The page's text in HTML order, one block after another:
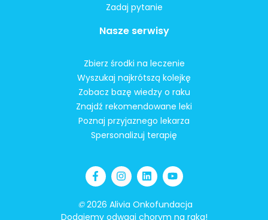
Zadaj pytanie
Nasze serwisy
Zbierz środki na leczenie
Wyszukaj najkrótszą kolejkę
Zobacz bazę wiedzy o raku
Znajdź rekomendowane leki
Poznaj przyjaznego lekarza
Spersonalizuj terapię
©2026 Alivia Onkofundacja
Dodajemy odwagi chorym na raka!